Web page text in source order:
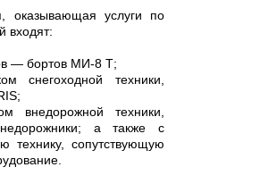
оказывающая услуги по
входят:
— бортов МИ-8 Т;
снегоходной техники,
внедорожной техники,
а также с
технику, сопутствующую